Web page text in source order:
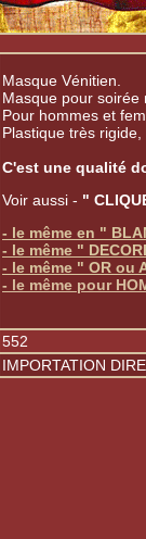
Masque Vénitien.
Masque pour soirée
Pour hommes et
Plastique très
C'est une qualité
Voir aussi - "
- le même en "
- le même "
- le même " OR ou
- le même pour
552
IMPORTATION